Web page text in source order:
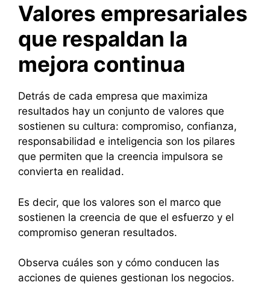
Valores empresariales
que respaldan la
mejora continua
Detrás de cada empresa que maximiza
resultados hay un conjunto de valores que
sostienen su cultura: compromiso, confianza,
responsabilidad e inteligencia son los pilares
que permiten que la creencia impulsora se
convierta en realidad.
Es decir, que los valores son el marco que
sostienen la creencia de que el esfuerzo y el
compromiso generan resultados.
Observa cuáles son y cómo conducen las
acciones de quienes gestionan los negocios.